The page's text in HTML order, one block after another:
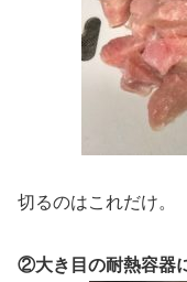
切るのはこれだけ。
②大き目の耐熱容器